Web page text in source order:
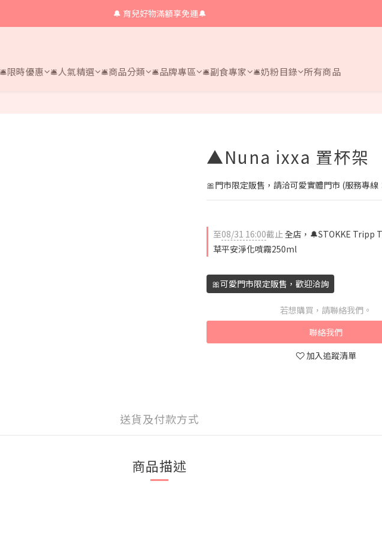
🔔 育兒好物滿額享免運🔔
🔔 育兒好物滿額享免運🔔
🔔 育兒好物滿額享免運🔔
🛎限時優惠 🛎人氣精選 🛎商品分類 🛎品牌專區 🛎副食專家 🛎奶粉目錄 所有商品
▲Nuna ixxa 置杯架
🎀門市限定販售，請洽可愛實體門市 (服務專
至08/31 16:00截止全店，🔔STOKKE Tripp
草平安淨化噴霧250ml
🎀可愛門市限定販售，歡迎洽詢
若想購買，請聯絡我們。
聯絡我們
加入追蹤清單
送貨及付款方式
商品描述